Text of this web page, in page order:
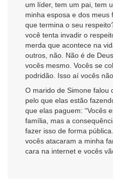
um líder, tem um pai, tem
minha esposa e dos meus
que termina o seu
você tenta invadir o
merda que acontece na
outros, não. Não é de
vocês mesmo. Vocês se
podridão. Isso aí vocês
O marido de Simone falou
pelo que elas estão
que elas paguem: “Vocês
família, mas a
fazer isso de forma
vocês atacaram a minha
cara na internet e vocês